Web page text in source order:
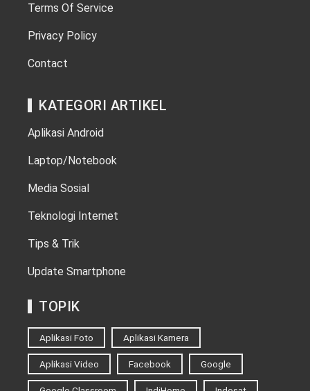
Terms Of Service
Privacy Policy
Contact
KATEGORI ARTIKEL
Aplikasi Android
Laptop/Notebook
Media Sosial
Teknologi Internet
Tips & Trik
Update Smartphone
TOPIK
Aplikasi Foto Aplikasi Kamera
Aplikasi Video Facebook Google